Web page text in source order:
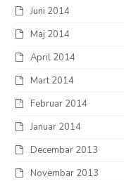
Juni 2014
Maj 2014
April 2014
Mart 2014
Februar 2014
Januar 2014
Decembar 2013
Novembar 2013